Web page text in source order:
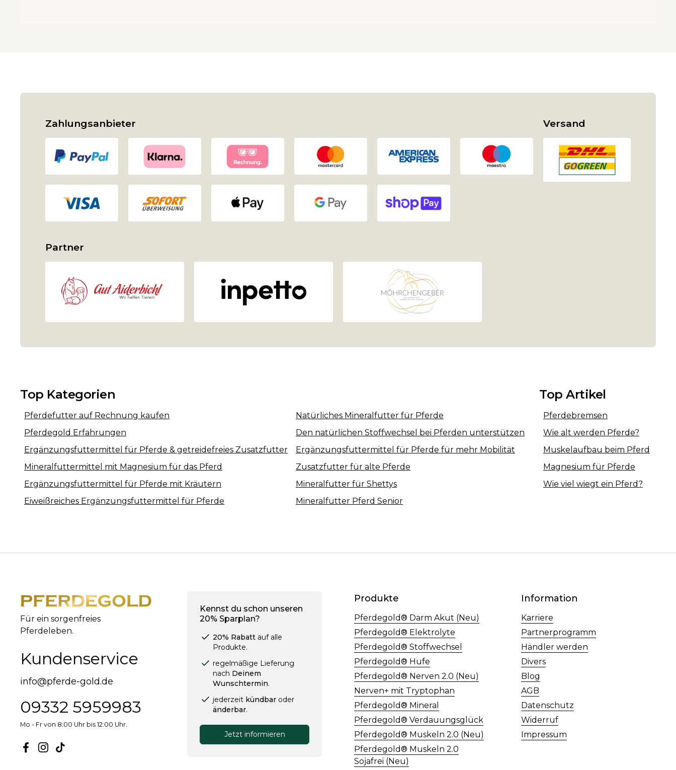
Zahlungsanbieter Versand
Partner
Top Kategorien
Pferdefutter auf Rechnung kaufen
Pferdegold Erfahrungen
Ergänzungsfuttermittel für Pferde & getreidefreies Zusatzfutter
Mineralfuttermittel mit Magnesium für das Pferd
Ergänzungsfuttermittel für Pferde mit Kräutern
Eiweißreiches Ergänzungsfuttermittel für Pferde
Natürliches Mineralfutter für Pferde
Den natürlichen Stoffwechsel bei Pferden unterstützen
Ergänzungsfuttermittel für Pferde für mehr Mobilität
Zusatzfutter für alte Pferde
Mineralfutter für Shettys
Mineralfutter Pferd Senior
Top Artikel
Pferdebremsen
Wie alt werden Pferde?
Muskelaufbau beim Pferd
Magnesium für Pferde
Wie viel wiegt ein Pferd?
Für ein sorgenfreies
Pferdeleben.
Kundenservice
info@pferde-gold.de
09332 5959983
Mo - Fr von 8:00 Uhr bis 12:00 Uhr.
Facebook
Instagram
TikTok
Kennst du schon unseren
20% Sparplan?
20% Rabatt auf alle
Produkte.
regelmäßige Lieferung
nach Deinem
Wunschtermin.
jederzeit kündbar oder
änderbar.
Jetzt informieren
Produkte
Pferdegold® Darm Akut (Neu)
Pferdegold® Elektrolyte
Pferdegold® Stoffwechsel
Pferdegold® Hufe
Pferdegold® Nerven 2.0 (Neu)
Nerven+ mit Tryptophan
Pferdegold® Mineral
Pferdegold® Verdauungsglück
Pferdegold® Muskeln 2.0 (Neu)
Pferdegold® Muskeln 2.0
Sojafrei (Neu)
Information
Karriere
Partnerprogramm
Händler werden
Divers
Blog
AGB
Datenschutz
Widerruf
Impressum
Bewertungen
4,8 rating 3.710 bewertungen 4,8